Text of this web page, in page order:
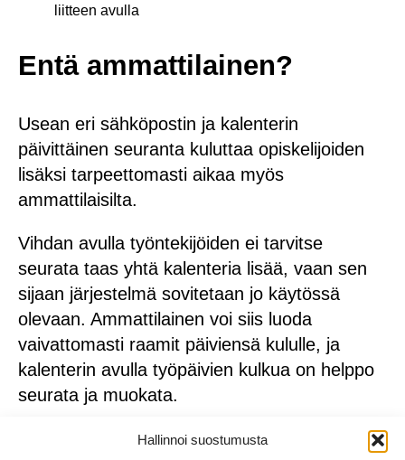
Hallinnoi suostumusta
liitteen avulla
Entä ammattilainen?
Usean eri sähköpostin ja kalenterin
päivittäinen seuranta kuluttaa opiskelijoiden
lisäksi tarpeettomasti aikaa myös
ammattilaisilta.
Vihdan avulla työntekijöiden ei tarvitse
seurata taas yhtä kalenteria lisää, vaan sen
sijaan järjestelmä sovitetaan jo käytössä
olevaan. Ammattilainen voi siis luoda
vaivattomasti raamit päiviensä kululle, ja
kalenterin avulla työpäivien kulkua on helppo
seurata ja muokata.
Jos ammattilaisen työpisteet vaihtelevat